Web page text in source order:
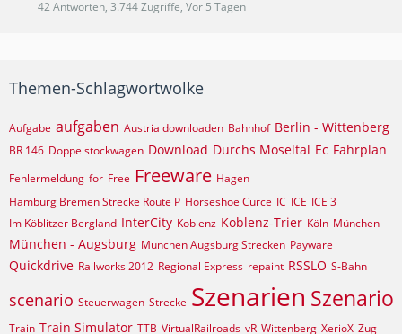
42 Antworten, 3.744 Zugriffe, Vor 5 Tagen
Themen-Schlagwortwolke
Aufgabe aufgaben Austria downloaden Bahnhof Berlin - Wittenberg
BR 146 Doppelstockwagen Download Durchs Moseltal Ec Fahrplan
Fehlermeldung for Free Freeware Hagen
Hamburg Bremen Strecke Route P Horseshoe Curce IC ICE ICE 3
Im Köblitzer Bergland InterCity Koblenz Koblenz-Trier Köln München
München - Augsburg München Augsburg Strecken Payware
Quickdrive Railworks 2012 Regional Express repaint RSSLO S-Bahn
scenario Steuerwagen Strecke Szenarien Szenario
Train Train Simulator TTB VirtualRailroads vR Wittenberg XerioX Zug